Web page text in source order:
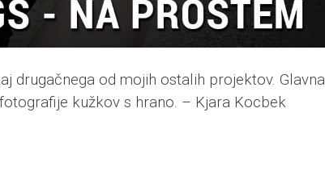
drugačnega od mojih ostalih projektov. Glavna
kužkov s hrano. – Kjara Kocbek